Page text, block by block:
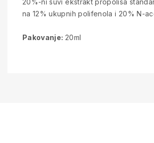
20%-ni suvi ekstrakt propolisa
na 12% ukupnih polifenola i 20% N-
Pakovanje: 20ml